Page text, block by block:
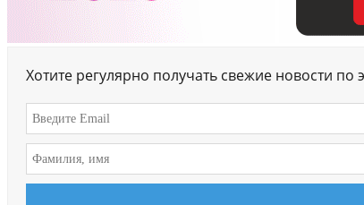
Хотите регулярно получать свежие новости